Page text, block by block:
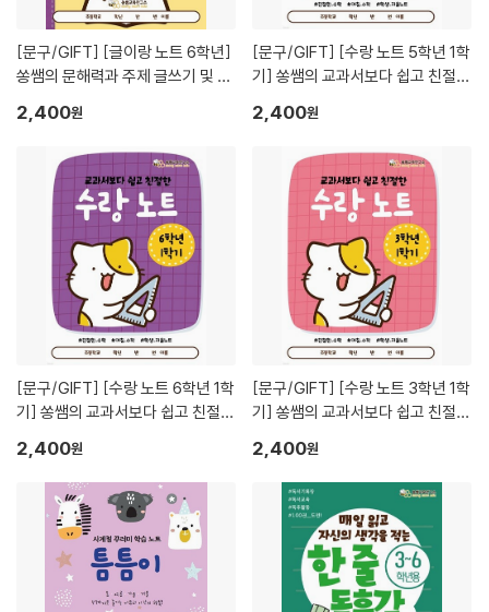
[문구/GIFT]
쏭쌤의 문해력과 주제 글쓰기 및 교
쌤교육연구소
2,400원
[문구/GIFT]
기] 쏭쌤의 교과서보다 쉽고 친절한
육연구소
2,400원
[문구/GIFT]
기] 쏭쌤의 교과서보다 쉽고 친절한
육연구소
2,400원
[문구/GIFT]
기] 쏭쌤의 교과서보다 쉽고 친절한
육연구소
2,400원